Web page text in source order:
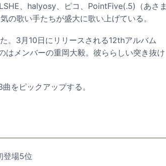
、halyosy、ピコ、PointFive(.5)（あさま
の歌い手たちが盛大に歌い上げている。
。3月10日にリリースされる12thアルバム
はメンバーの重岡大毅。彼ららしい突き抜け
をピックアップする。
登場5位